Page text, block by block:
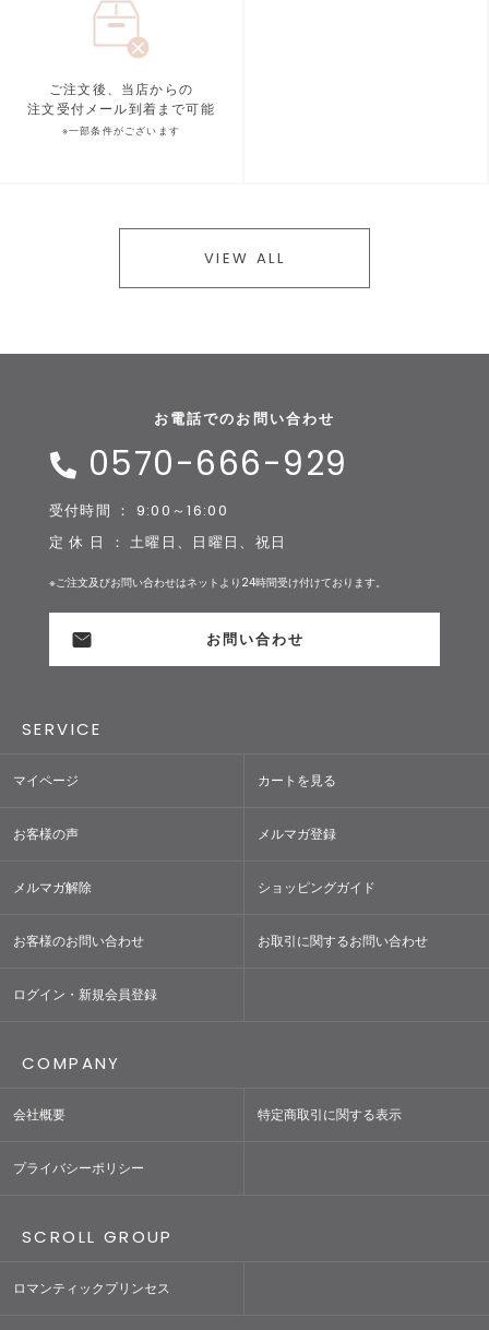
ご注文後、当店からの
注文受付メール到着まで可能
※一部条件がございます
VIEW ALL
お電話でのお問い合わせ
0570-666-929
受付時間 ： 9:00～16:00
定 休 日 ： 土曜日、日曜日、祝日
※ご注文及びお問い合わせはネットより24時間受け付けております。
お問い合わせ
SERVICE
マイページ カートを見る
お客様の声 メルマガ登録
メルマガ解除 ショッピングガイド
お客様のお問い合わせ お取引に関するお問い合わせ
ログイン・新規会員登録
COMPANY
会社概要 特定商取引に関する表示
プライバシーポリシー
SCROLL GROUP
ロマンティックプリンセス